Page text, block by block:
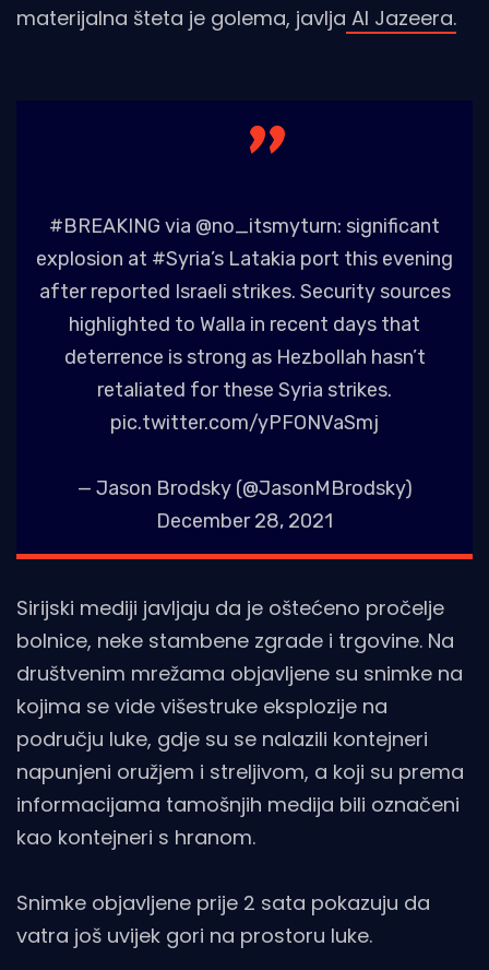
materijalna šteta je golema, javlja Al Jazeera.
#BREAKING via @no_itsmyturn: significant
explosion at #Syria’s Latakia port this evening
after reported Israeli strikes. Security sources
highlighted to Walla in recent days that
deterrence is strong as Hezbollah hasn’t
retaliated for these Syria strikes.
pic.twitter.com/yPFONVaSmj
— Jason Brodsky (@JasonMBrodsky)
December 28, 2021
Sirijski mediji javljaju da je oštećeno pročelje
bolnice, neke stambene zgrade i trgovine. Na
društvenim mrežama objavljene su snimke na
kojima se vide višestruke eksplozije na
području luke, gdje su se nalazili kontejneri
napunjeni oružjem i streljivom, a koji su prema
informacijama tamošnjih medija bili označeni
kao kontejneri s hranom.
Snimke objavljene prije 2 sata pokazuju da
vatra još uvijek gori na prostoru luke.